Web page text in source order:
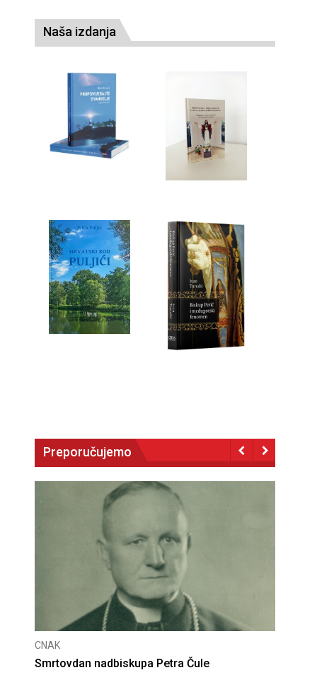
Naša izdanja
Preporučujemo
CNAK
Smrtovdan nadbiskupa Petra Čule